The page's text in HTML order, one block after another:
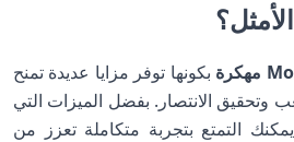
بكونها توفر مزايا عديدة تمنح
وتحقيق الانتصار. بفضل الميزات التي
التمتع بتجربة متكاملة تعزز من